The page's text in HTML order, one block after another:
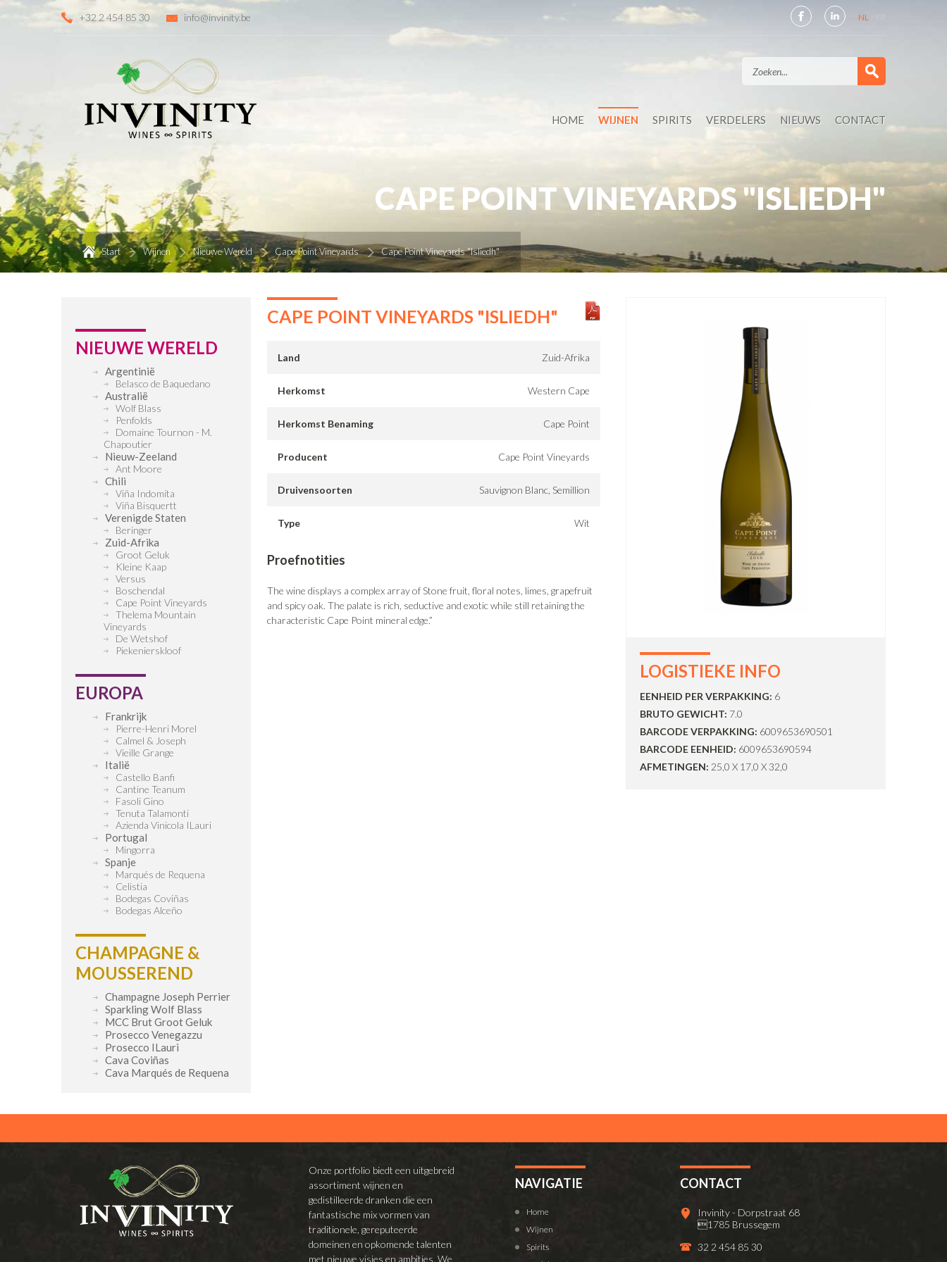
+32 2 454 85 30 info@invinity.be NL
HOME WIJNEN SPIRITS VERDELERS NIEUWS CONTACT
CAPE POINT VINEYARDS "ISLIEDH"
Start Wijnen Nieuwe Wereld Cape Point Vineyards Cape Point Vineyards "Isliedh"
NIEUWE WERELD
Argentinië
Belasco de Baquedano
Australië
Wolf Blass
Penfolds
Domaine Tournon - M.
Chapoutier
Nieuw-Zeeland
Ant Moore
Chili
Viña Indomita
Viña Bisquertt
Verenigde Staten
Beringer
Zuid-Afrika
Groot Geluk
Kleine Kaap
Versus
Boschendal
Cape Point Vineyards
Thelema Mountain
Vineyards
De Wetshof
Piekenierskloof
EUROPA
Frankrijk
Pierre-Henri Morel
Calmel & Joseph
Vieille Grange
Italië
Castello Banfi
Cantine Teanum
Fasoli Gino
Tenuta Talamonti
Azienda Vinicola ILauri
Portugal
Mingorra
Spanje
Marqués de Requena
Celistia
Bodegas Coviñas
Bodegas Alceño
CHAMPAGNE &
MOUSSEREND
Champagne Joseph Perrier
Sparkling Wolf Blass
MCC Brut Groot Geluk
Prosecco Venegazzu
Prosecco ILauri
Cava Coviñas
Cava Marqués de Requena
CAPE POINT VINEYARDS "ISLIEDH"
Land Zuid-Afrika
Herkomst Western Cape
Herkomst Benaming Cape Point
Producent Cape Point Vineyards
Druivensoorten Sauvignon Blanc, Semillion
Type Wit
Proefnotities
The wine displays a complex array of Stone fruit, floral notes, limes, grapefruit
and spicy oak. The palate is rich, seductive and exotic while still retaining the
characteristic Cape Point mineral edge.”
LOGISTIEKE INFO
EENHEID PER VERPAKKING: 6
BRUTO GEWICHT: 7.0
BARCODE VERPAKKING: 6009653690501
BARCODE EENHEID: 6009653690594
AFMETINGEN: 25,0 X 17,0 X 32,0
Onze portfolio biedt een uitgebreid
assortiment wijnen en
gedistilleerde dranken die een
fantastische mix vormen van
traditionele, gereputeerde
domeinen en opkomende talenten
met nieuwe visies en ambities. We
NAVIGATIE
Home
Wijnen
Spirits
CONTACT
Invinity - Dorpstraat 68
1785 Brussegem
32 2 454 85 30